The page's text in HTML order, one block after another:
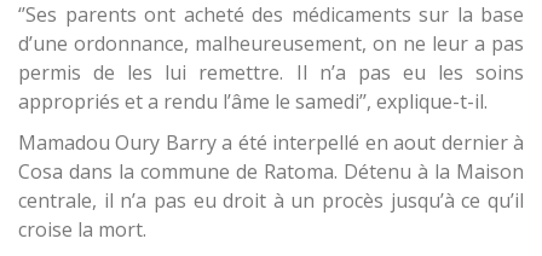
‘’Ses parents ont acheté des médicaments sur la base
d’une ordonnance, malheureusement, on ne leur a pas
permis de les lui remettre. Il n’a pas eu les soins
appropriés et a rendu l’âme le samedi’’, explique-t-il.
Mamadou Oury Barry a été interpellé en aout dernier à
Cosa dans la commune de Ratoma. Détenu à la Maison
centrale, il n’a pas eu droit à un procès jusqu’à ce qu’il
croise la mort.